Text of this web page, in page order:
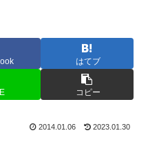
はてブ
コピー
2014.01.06 2023.01.30